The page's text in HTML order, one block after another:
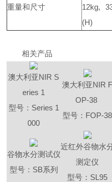
重量和尺寸
12kg,
(H)
相关产品
澳大利亚NIR S
eries 1
型号：Series 1
000
澳大利亚NIR F
OP-38
型号：FOP-38
谷物水分测试仪
型号：SB系列
近红外谷物水
测定仪
型号：SL95